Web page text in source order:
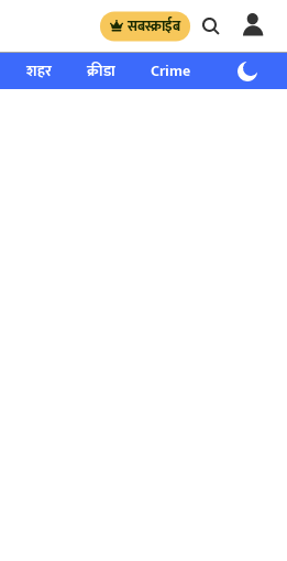
सबस्क्राईब
शहर क्रीडा Crime साप्ताहिक